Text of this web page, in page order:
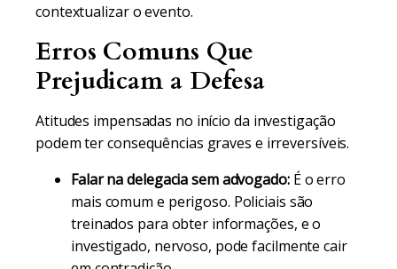
contextualizar o evento.
Erros Comuns Que
Prejudicam a Defesa
Atitudes impensadas no início da investigação
podem ter consequências graves e irreversíveis.
Falar na delegacia sem advogado:É o erro
mais comum e perigoso. Policiais são
treinados para obter informações, e o
investigado, nervoso, pode facilmente cair